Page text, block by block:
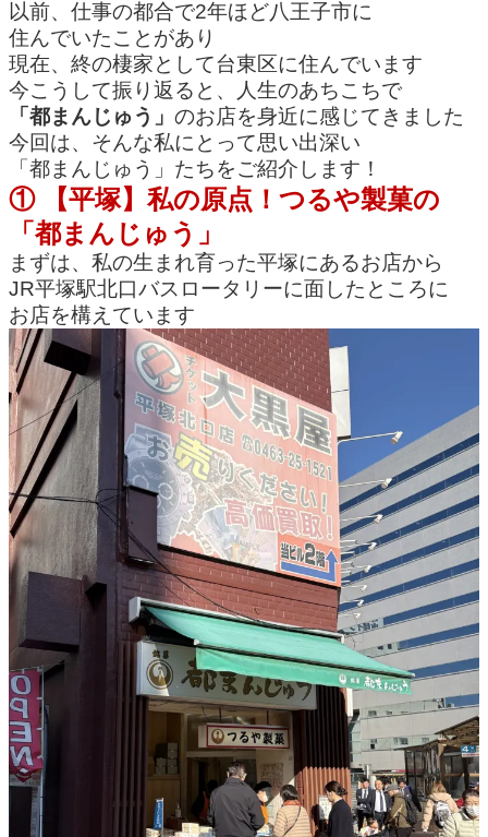
以前、仕事の都合で2年ほど八王子市に
住んでいたことがあり
現在、終の棲家として台東区に住んでいます
今こうして振り返ると、人生のあちこちで
「都まんじゅう」 のお店を身近に感じてきました
今回は、そんな私にとって思い出深い
「都まんじゅう」たちをご紹介します！
① 【平塚】私の原点！つるや製菓の
「都まんじゅう」
まずは、私の生まれ育った平塚にあるお店から
JR平塚駅北口バスロータリーに面したところに
お店を構えています